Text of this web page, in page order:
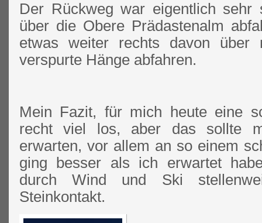
Der Rückweg war eigentlich sehr
über die Obere Prädastenalm
etwas weiter rechts davon über
verspurte Hänge abfahren.
Mein Fazit, für mich heute eine
recht viel los, aber das sollte
erwarten, vor allem an so einem
ging besser als ich erwartet
durch Wind und Ski
Steinkontakt.